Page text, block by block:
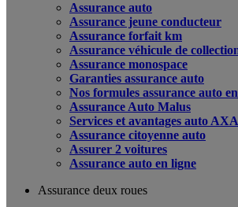
Assurance auto
Assurance jeune conducteur
Assurance forfait km
Assurance véhicule de
Assurance monospace
Garanties assurance auto
Nos formules assurance auto
Assurance Auto Malus
Services et avantages auto AXA
Assurance citoyenne auto
Assurer 2 voitures
Assurance auto en ligne
Assurance deux roues